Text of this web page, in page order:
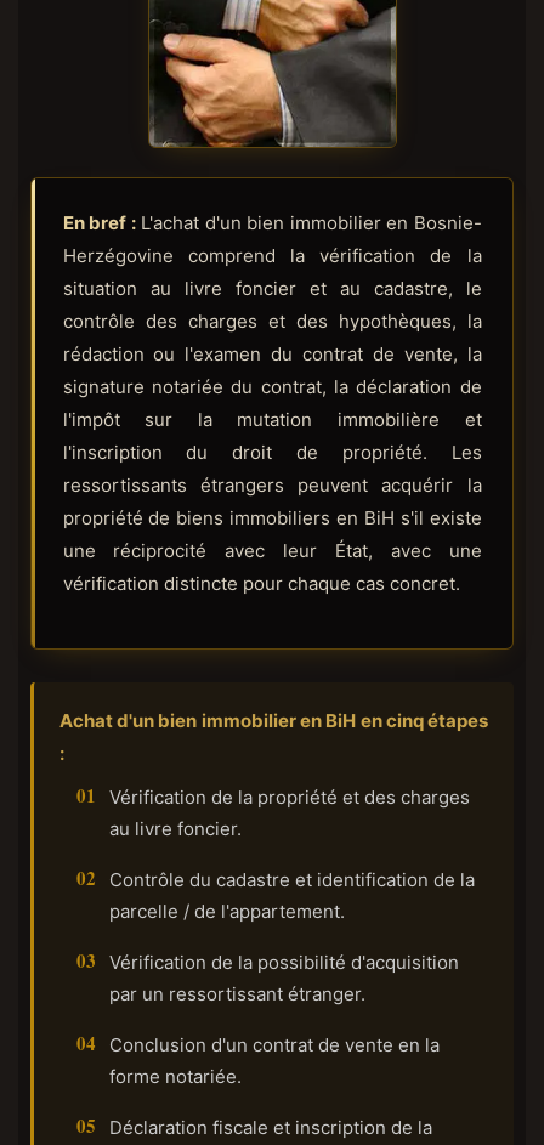
En bref :L'achat d'un bien immobilier en Bosnie-
Herzégovine comprend la vérification de la
situation au livre foncier et au cadastre, le
contrôle des charges et des hypothèques, la
rédaction ou l'examen du contrat de vente, la
signature notariée du contrat, la déclaration de
l'impôt sur la mutation immobilière et
l'inscription du droit de propriété. Les
ressortissants étrangers peuvent acquérir la
propriété de biens immobiliers en BiH s'il existe
une réciprocité avec leur État, avec une
vérification distincte pour chaque cas concret.
Achat d'un bien immobilier en BiH en cinq étapes
:
Vérification de la propriété et des charges
au livre foncier.
Contrôle du cadastre et identification de la
parcelle / de l'appartement.
Vérification de la possibilité d'acquisition
par un ressortissant étranger.
Conclusion d'un contrat de vente en la
forme notariée.
Déclaration fiscale et inscription de la